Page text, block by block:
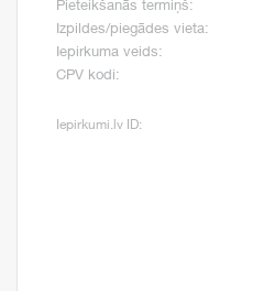
Pieteikšanās termiņš:
Izpildes/piegādes vieta:
Iepirkuma veids:
CPV kodi:
Iepirkumi.lv ID: